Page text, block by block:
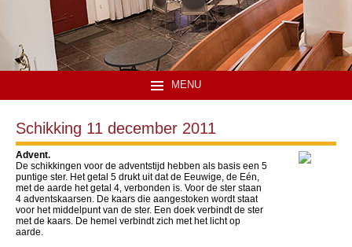
MENU
Schikking 11 december 2011
Advent.
De schikkingen voor de adventstijd hebben als basis een 5
puntige ster. Het getal 5 drukt uit dat de Eeuwige, de Eén,
met de aarde het getal 4, verbonden is. Voor de ster staan
4 adventskaarsen. De kaars die aangestoken wordt staat
voor het middelpunt van de ster. Een doek verbindt de ster
met de kaars. De hemel verbindt zich met het licht op
aarde.